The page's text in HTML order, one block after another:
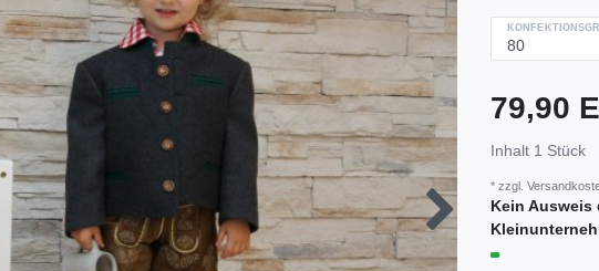
79,90
Inhalt 1 Stück
* zzgl.
Kein Ausweis